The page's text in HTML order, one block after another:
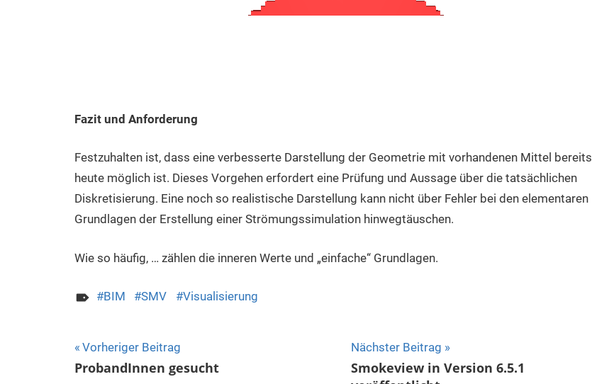
Fazit und Anforderung
Festzuhalten ist, dass eine verbesserte Darstellung der Geometrie mit vorhandenen Mittel bereits
heute möglich ist. Dieses Vorgehen erfordert eine Prüfung und Aussage über die tatsächlichen
Diskretisierung. Eine noch so realistische Darstellung kann nicht über Fehler bei den elementaren
Grundlagen der Erstellung einer Strömungssimulation hinwegtäuschen.
Wie so häufig, … zählen die inneren Werte und „einfache“ Grundlagen.
BIM SMV Visualisierung
Beitragsnavigation
Vorheriger Beitrag
ProbandInnen gesucht
Nächster Beitrag
Smokeview in Version 6.5.1